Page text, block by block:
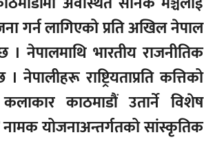
गर्न लागिएको प्रति अखिल नेपाल
नेपालमाथि भारतीय राजनीतिक
राष्ट्रियताप्रति कत्तिको
काठमाडौं उतार्ने विशेष
योजनाअन्तर्गतको सांस्कृतिक